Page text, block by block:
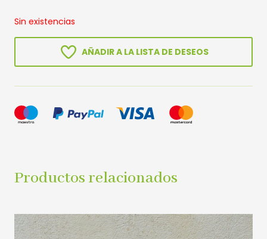
Sin existencias
AÑADIR A LA LISTA DE DESEOS
Productos relacionados